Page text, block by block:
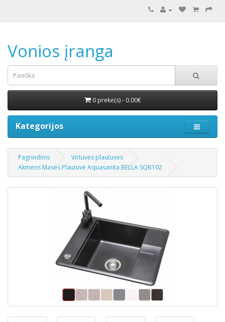
Vonios įranga
0 prekė(s) - 0.00€
Kategorijos
Pagrindinis
Virtuvės plautuvės
Akmens Masės Plautuvė Aquasanita BELLA SQB102